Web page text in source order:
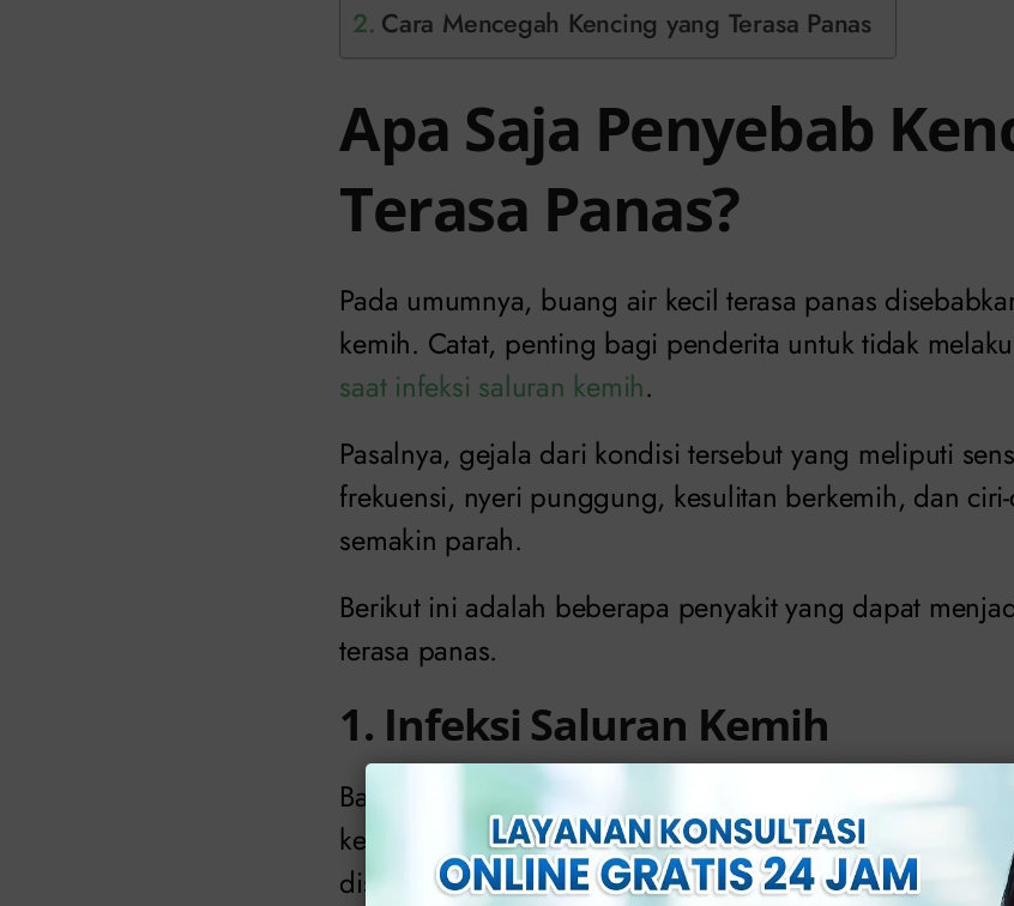
Cara Mencegah Kencing yang Terasa Panas
Apa Saja Penyebab
Terasa Panas?
Pada umumnya, buang air kecil terasa panas
kemih. Catat, penting bagi penderita untuk tidak
saat infeksi saluran kemih.
Pasalnya, gejala dari kondisi tersebut yang meliputi
frekuensi, nyeri punggung, kesulitan berkemih, dan
semakin parah.
Berikut ini adalah beberapa penyakit yang dapat
terasa panas.
1. Infeksi Saluran Kemih
Bakteri tertentu, seperti
dapat menginfeksi
kemudian menyebabkan infeksi. Selain bakteri, infeksi
disebabkan oleh peradangan.